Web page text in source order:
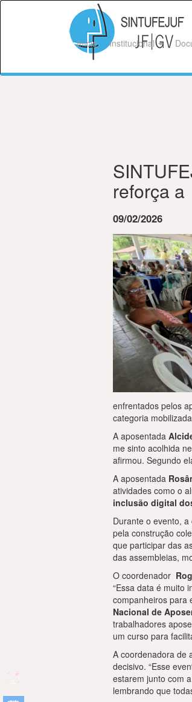
Início Institucional
reforça
09/02/2026
enfrentados pelos
categoria
A aposentada
me sinto acolhida
afirmou. Segundo
A aposentada
atividades como o
inclusão digital
Durante o evento, a
pela construção
que participar das
das assembleias,
O coordenador
“Essa data é muito
companheiros para
Nacional de
trabalhadores
um curso para
A coordenadora de
decisivo. “Esse
estarem junto com
lembrando que